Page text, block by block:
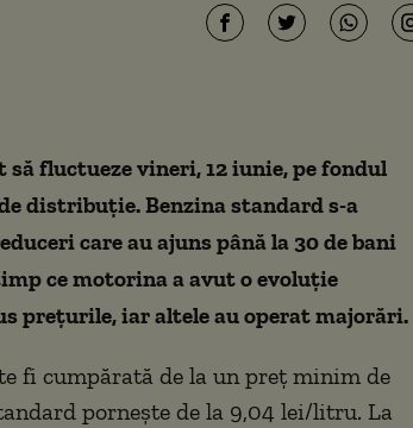
fluctueze vineri, 12 iunie, pe fondul
distribuție. Benzina standard s-a
care au ajuns până la 30 de bani
ce motorina a avut o evoluție
prețurile, iar altele au operat majorări.
fi cumpărată de la un preț minim de
pornește de la 9,04 lei/litru. La